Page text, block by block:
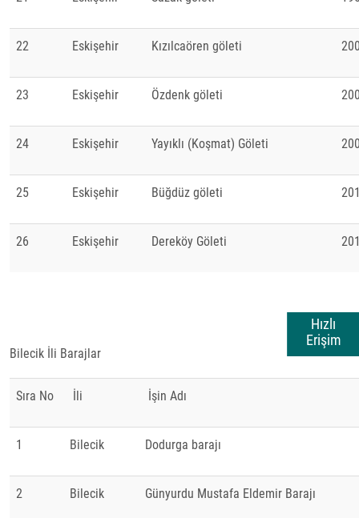
Hızlı
Erişim
22 Eskişehir Kızılcaören göleti
23 Eskişehir Özdenk göleti
24 Eskişehir Yayıklı (Koşmat) Göleti
25 Eskişehir Büğdüz göleti
26 Eskişehir Dereköy Göleti
Bilecik İli Barajlar
Sıra No İli İşin Adı
1 Bilecik Dodurga barajı
2 Bilecik Günyurdu Mustafa Eldemir Barajı